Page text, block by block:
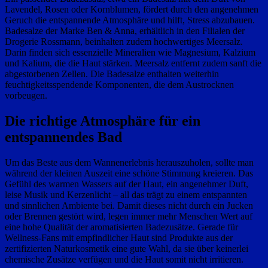
Lavendel, Rosen oder Kornblumen, fördert durch den angenehmen
Geruch die entspannende Atmosphäre und hilft, Stress abzubauen.
Badesalze der Marke Ben & Anna, erhältlich in den Filialen der
Drogerie Rossmann, beinhalten zudem hochwertiges Meersalz.
Darin finden sich essenzielle Mineralien wie Magnesium, Kalzium
und Kalium, die die Haut stärken. Meersalz entfernt zudem sanft die
abgestorbenen Zellen. Die Badesalze enthalten weiterhin
feuchtigkeitsspendende Komponenten, die dem Austrocknen
vorbeugen.
Die richtige Atmosphäre für ein
entspannendes Bad
Um das Beste aus dem Wannenerlebnis herauszuholen, sollte man
während der kleinen Auszeit eine schöne Stimmung kreieren. Das
Gefühl des warmen Wassers auf der Haut, ein angenehmer Duft,
leise Musik und Kerzenlicht – all das trägt zu einem entspannten
und sinnlichen Ambiente bei. Damit dieses nicht durch ein Jucken
oder Brennen gestört wird, legen immer mehr Menschen Wert auf
eine hohe Qualität der aromatisierten Badezusätze. Gerade für
Wellness-Fans mit empfindlicher Haut sind Produkte aus der
zertifizierten Naturkosmetik eine gute Wahl, da sie über keinerlei
chemische Zusätze verfügen und die Haut somit nicht irritieren.